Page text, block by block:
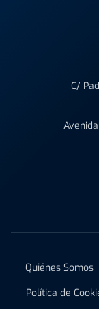
C/
Quiénes Somos
Política de